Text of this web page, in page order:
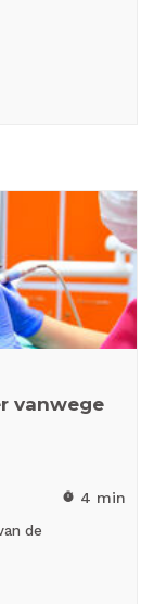
vanwege
timer 4 min
de